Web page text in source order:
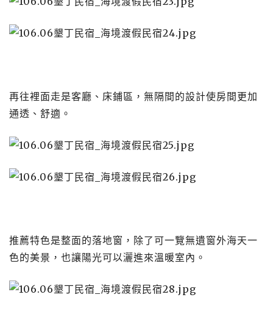
再往裡面走是客廳、床鋪區，無隔間的設計使房間更加
通透、舒適。
推薦特色是整面的落地窗，除了可一覽無遺窗外海天一
色的美景，也讓陽光可以灑進來溫暖室內。